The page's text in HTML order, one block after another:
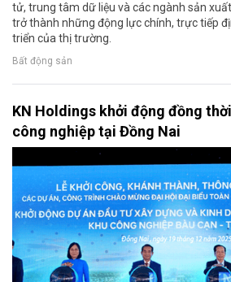
tử, trung tâm dữ liệu và các ngành sản
trở thành những động lực chính, trực tiếp
triển của thị trường.
Bất động sản
KN Holdings khởi động đồng
công nghiệp tại Đồng Nai